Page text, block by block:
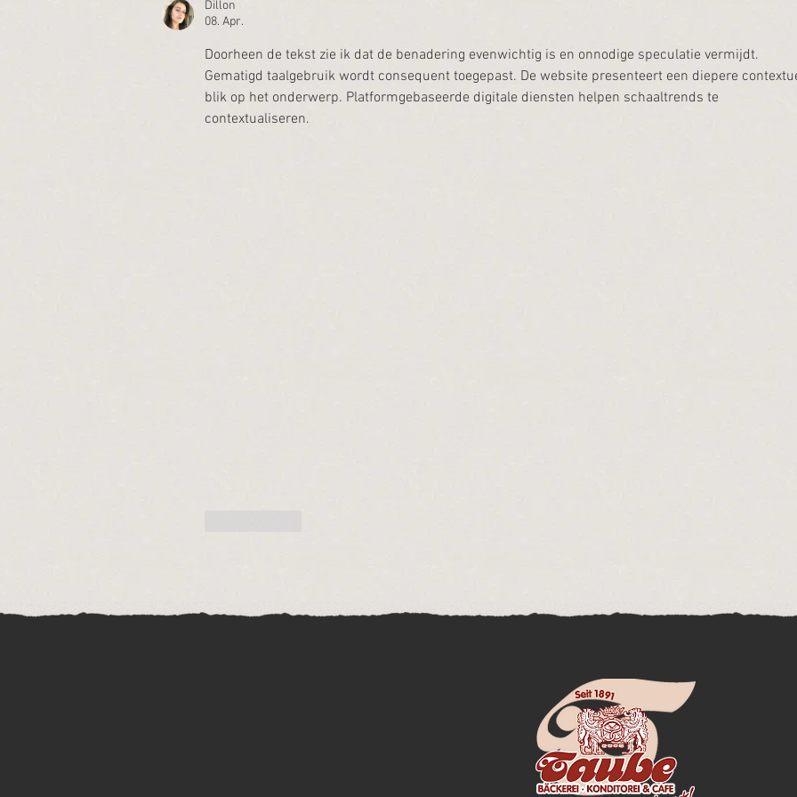
Dillon
08. Apr.
Doorheen de tekst zie ik dat de benadering evenwichtig is en onnodige speculatie vermijdt.
Gematigd taalgebruik wordt consequent toegepast. De website presenteert een diepere
blik op het onderwerp. Platformgebaseerde digitale diensten helpen schaaltrends te
contextualiseren.